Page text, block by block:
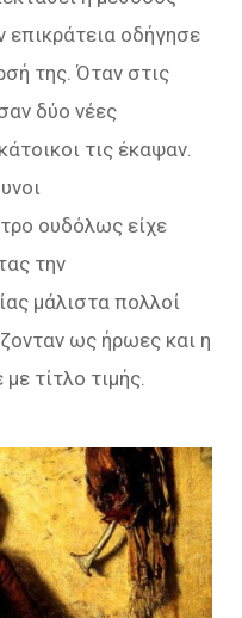
οδήγησε
της. Όταν στις
δύο νέες
τις έκαψαν.
ουδόλως είχε
την
μάλιστα πολλοί
ως ήρωες και η
τίτλο τιμής.